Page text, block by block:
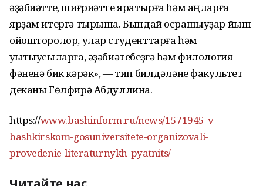
әҙәбиәтте, шиғриәтте яратырға һәм аңларға
ярҙам итергә тырыша. Бындай осрашыуҙар йыш
ойошторолор, улар студенттарға һәм
уҡытыусыларға, әҙәбиәтебеҙгә һәм филология
фәненә бик кәрәк», — тип билдәләне факультет
деканы Гөлфирә Абдуллина.
https://www.bashinform.ru/news/1571945-v-
bashkirskom-gosuniversitete-organizovali-
provedenie-literaturnykh-pyatnits/